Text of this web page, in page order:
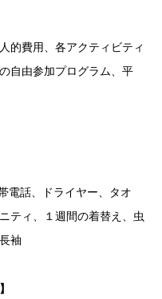
的費用、各アクティビティ
自由参加プログラム、平
電話、ドライヤー、タオ
ティ、１週間の着替え、虫
袖